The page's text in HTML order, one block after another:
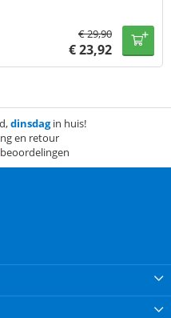
€29,90
€23,92
dinsdagin huis!
en retour
beoordelingen